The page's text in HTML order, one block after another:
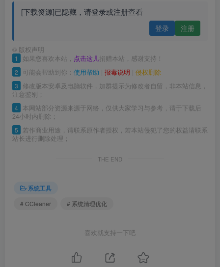
[下载资源]已隐藏，请登录或注册查看
登录 注册
© 版权声明
1 如果您喜欢本站， 点击这儿捐赠本站，感谢支持！
2 可能会帮助到你： 使用帮助 | 报毒说明 | 侵权删除
3 修改版本安卓及电脑软件，加群提示为修改者自留，非本站信息，
注意鉴别；
4 本网站部分资源来源于网络，仅供大家学习与参考，请于下载后
24小时内删除；
5
若作商业用途，请联系原作者授权，若本站侵犯了您的权益请联系
站长进行删除处理；
THE END
系统工具
# CCleaner
# 系统清理优化
喜欢就支持一下吧